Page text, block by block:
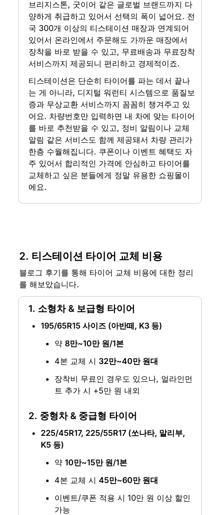
브리지스톤, 굿이어 같은 글로벌 브랜드까지 다
양하게 취급하고 있어서 선택의 폭이 넓어요. 전
국 300개 이상의 티스테이션 매장과 연계되어
있어서 온라인에서 주문해도 가까운 매장에서
장착을 바로 받을 수 있고, 무료배송과 무료장착
서비스까지 제공되니 편리하고 경제적이죠.
티스테이션은 단순히 타이어를 파는 데서 끝나
는 게 아니라, 디지털 워런티 시스템으로 품질보
증과 무상교환 서비스까지 꼼꼼히 챙겨주고 있
어요. 차량번호만 입력하면 내 차에 맞는 타이어
를 바로 추천받을 수 있고, 정비 알림이나 교체
알림 같은 서비스도 함께 제공돼서 차량 관리가
한층 수월해집니다. 쿠폰이나 이벤트 혜택도 자
주 있어서 합리적인 가격에 안심하고 타이어를
교체하고 싶은 분들에게 정말 유용한 쇼핑몰이
에요.
2. 티스테이션 타이어 교체 비용
블로그 후기를 통해 타이어 교체 비용에 대한 정리
를 해보았습니다.
1. 소형차 & 보급형 타이어
195/65R15 사이즈 (아반떼, K3 등)
약 8만~10만 원/1본
4본 교체 시 32만~40만 원대
장착비 무료인 경우도 있으나, 얼라인먼
트 추가 시 +5만 원 내외
2. 중형차 & 중급형 타이어
225/45R17, 225/55R17 (쏘나타, 말리부,
K5 등)
약 10만~15만 원/1본
4본 교체 시 45만~60만 원대
이벤트/쿠폰 적용 시 10만 원 이상 할인
가능